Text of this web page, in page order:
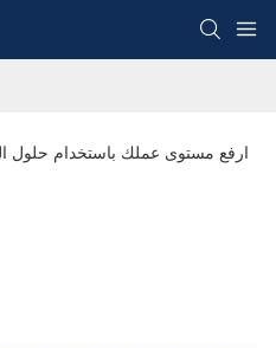
ارفع مستوى عملك باستخدام حلول